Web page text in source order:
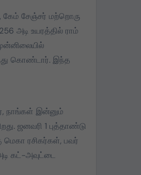
கேம் சேஞ்சர் மற்றொரு
அடி உயரத்தில் ராம்
கொண்டார். இந்த
நாங்கள் இன்னும்
ஜனவரி 1 புத்தாண்டு
மெகா ரசிகர்கள், பவர்
கட்-அவுட்டை